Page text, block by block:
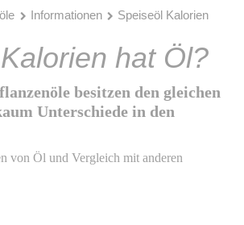
Informationen Speiseöl Kalorien
hat Öl?
besitzen den gleichen
Unterschiede in den
von Öl und Vergleich mit anderen